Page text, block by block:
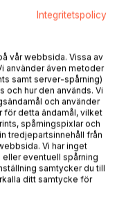
Integritetspolicy
vår webbsida. Vissa av
använder även metoder
samt server-spårning)
och hur den används. Vi
och använder
detta ändamål, vilket
spårningspixlar och
tredjepartsinnehåll från
Vi har inget
eventuell spårning
samtycker du till
ditt samtycke för